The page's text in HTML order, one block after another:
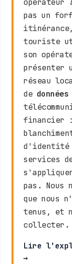
pas un
itinérance,
touriste
son
présenter
réseau
de données
financier
d'identité
services
pas. Nous
que nous
tenus, et
collecter.
Lire
→